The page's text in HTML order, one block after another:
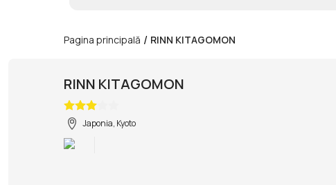
Pagina principală / RINN KITAGOMON
RINN KITAGOMON
Japonia, Kyoto